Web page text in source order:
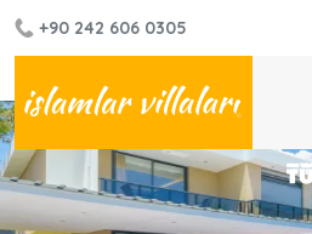
+90 242 606 0305